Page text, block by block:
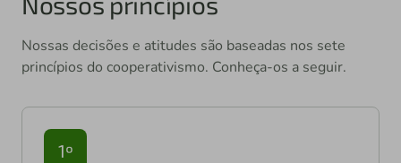
Nossas decisões e atitudes são baseadas nos sete
princípios do cooperativismo. Conheça-os a seguir.
1º